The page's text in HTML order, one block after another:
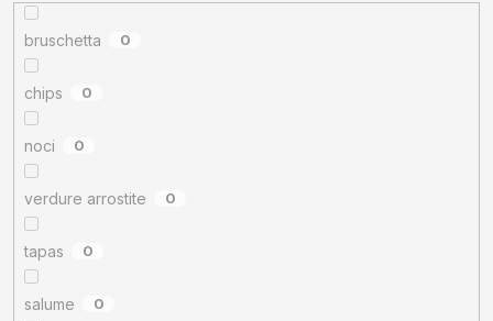
bruschetta 0
chips 0
noci 0
verdure arrostite 0
tapas 0
salume 0